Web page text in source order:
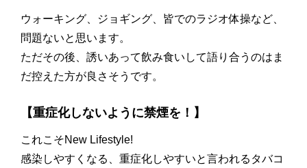
ウォーキング、ジョギング、皆でのラジオ体操など、
問題ないと思います。
ただその後、誘いあって飲み食いして語り合うのはま
だ控えた方が良さそうです。
【重症化しないように禁煙を！】
これこそNew Lifestyle!
感染しやすくなる、重症化しやすいと言われるタバコ